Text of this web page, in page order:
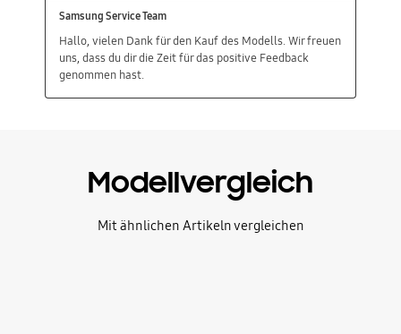
Modellvergleich
Mit ähnlichen Artikeln vergleichen